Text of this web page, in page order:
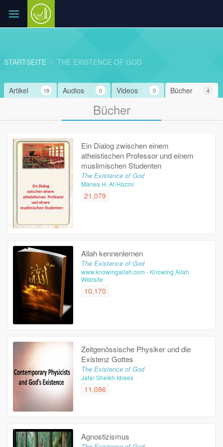
STARTSEITE THE EXISTENCE OF GOD
Bücher 4
Videos 0
Audios 0
Artikel 18
Bücher
Ein Dialog zwischen einem
atheistischen Professor und einem
muslimischen Studenten
The Existence of God
Manea H. Al-Hazmi
21,079
Allah kennenlernen
The Existence of God
www.knowingallah.com - Knowing Allah
Website
10,170
Zeitgenössische Physiker und die
Existenz Gottes
The Existence of God
Jafar Sheikh Idrees
11,086
Agnostizismus